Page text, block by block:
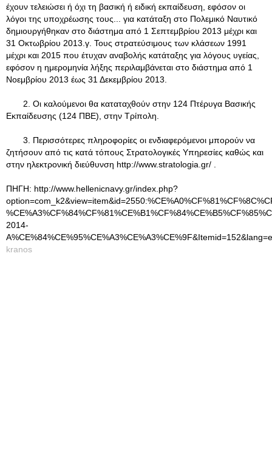
έχουν τελειώσει ή όχι τη βασική ή ειδική εκπαίδευση, εφόσον οι
λόγοι της υποχρέωσης τους... για κατάταξη στο Πολεμικό Ναυτικό
δημιουργήθηκαν στο διάστημα από 1 Σεπτεμβρίου 2013 μέχρι και
31 Οκτωβρίου 2013.γ. Τους στρατεύσιμους των κλάσεων 1991
μέχρι και 2015 που έτυχαν αναβολής κατάταξης για λόγους υγείας,
εφόσον η ημερομηνία λήξης περιλαμβάνεται στο διάστημα από 1
Νοεμβρίου 2013 έως 31 Δεκεμβρίου 2013.
2. Οι καλούμενοι θα καταταχθούν στην 124 Πτέρυγα Βασικής
Εκπαίδευσης (124 ΠΒΕ), στην Τρίπολη.
3. Περισσότερες πληροφορίες οι ενδιαφερόμενοι μπορούν να
ζητήσουν από τις κατά τόπους Στρατολογικές Υπηρεσίες καθώς και
στην ηλεκτρονική διεύθυνση http://www.stratologia.gr/ .
ΠΗΓΗ: http://www.hellenicnavy.gr/index.php?
2014-
kranos